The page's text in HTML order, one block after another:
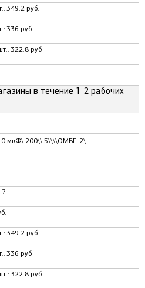
349.2 руб.
336 руб
322.8 руб
в течение 1-2 рабочих
мкФ\ 200\\ 5\\\\ОМБГ-2\ -
349.2 руб.
336 руб
322.8 руб